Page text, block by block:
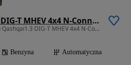
Nissan Qashqai 1.3 DIG-T MHEV 4x4 N-Connecta Xtronic
1332 cm3 • 158 KM • Nissan Qashqai1.3 DIG-T MHEV 4x4 N-Connecta Xtronic rok 2024
Benzyna
Automatyczna